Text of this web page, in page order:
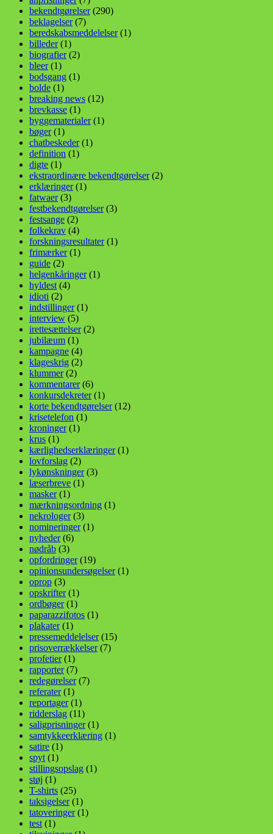
bekendtgørelser(290)
beklagelser(7)
beredskabsmeddelelser(1)
billeder(1)
biografier(2)
bleer(1)
bodsgang (1)
bolde (1)
breaking news (12)
brevkasse (1)
byggematerialer(1)
bøger(1)
chatbeskeder(1)
definition (1)
digte (1)
ekstraordinære bekendtgørelser(2)
erklæringer(1)
fatwaer(3)
festbekendtgørelser(3)
festsange (2)
folkekrav (4)
forskningsresultater(1)
frimærker(1)
guide (2)
helgenkåringer(1)
hyldest (4)
idioti (2)
indstillinger(1)
interview (5)
irettesættelser(2)
jubilæum (1)
kampagne (4)
klageskrig (2)
klummer(2)
kommentarer(6)
konkursdekreter(1)
korte bekendtgørelser(12)
krisetelefon (1)
kroninger(1)
krus (1)
kærlighedserklæringer(1)
lovforslag (2)
lykønskninger(3)
læserbreve (1)
masker(1)
mærkningsordning (1)
nekrologer(3)
nomineringer(1)
nyheder(6)
nødråb (3)
opfordringer(19)
opinionsundersøgelser(1)
oprop (3)
opskrifter(1)
ordbøger(1)
paparazzifotos (1)
plakater(1)
pressemeddelelser(15)
prisoverrækkelser(7)
profetier(1)
rapporter(7)
redegørelser(7)
referater(1)
reportager(1)
ridderslag (11)
saligprisninger(1)
samtykkeerklæring (1)
satire (1)
spyt (1)
stillingsopslag (1)
støj (1)
T-shirts (25)
taksigelser(1)
tatoveringer(1)
test (1)